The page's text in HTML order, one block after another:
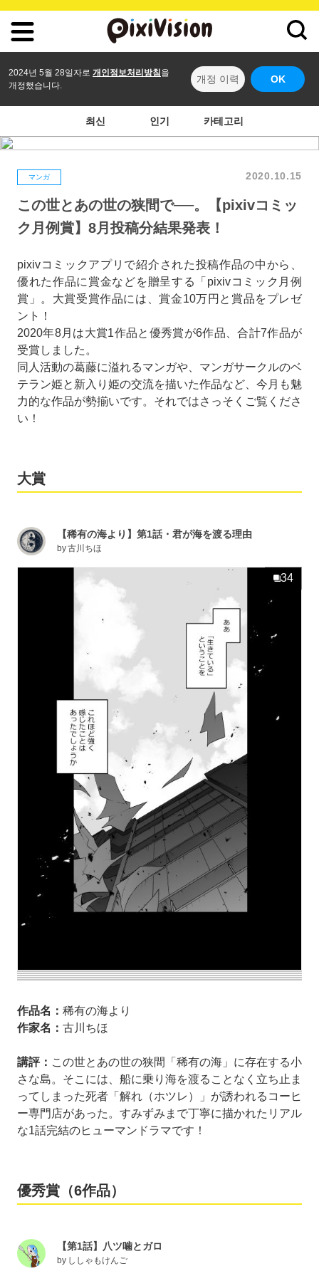
2024년 5월 28일자로 개인정보처리방침 을
개정했습니다.
개정 이력 OK
최신 인기 카테고리
マンガ 2020.10.15
この世とあの世の狭間で──。【pixivコミッ
ク月例賞】8月投稿分結果発表！
pixivコミックアプリで紹介された投稿作品の中から、
優れた作品に賞金などを贈呈する「pixivコミック月例
賞」。大賞受賞作品には、賞金10万円と賞品をプレゼ
ント！
2020年8月は大賞1作品と優秀賞が6作品、合計7作品が
受賞しました。
同人活動の葛藤に溢れるマンガや、マンガサークルのベ
テラン姫と新入り姫の交流を描いた作品など、今月も魅
力的な作品が勢揃いです。それではさっそくご覧くださ
い！
大賞
【稀有の海より】第1話・君が海を渡る理由
by古川ちほ
34
作品名： 稀有の海より
作家名： 古川ちほ
講評： この世とあの世の狭間「稀有の海」に存在する小
さな島。そこには、船に乗り海を渡ることなく立ち止ま
ってしまった死者「解れ（ホツレ）」が誘われるコーヒ
ー専門店があった。すみずみまで丁寧に描かれたリアル
な1話完結のヒューマンドラマです！
優秀賞（6作品）
【第1話】八ツ噛とガロ
by ししゃもけんご